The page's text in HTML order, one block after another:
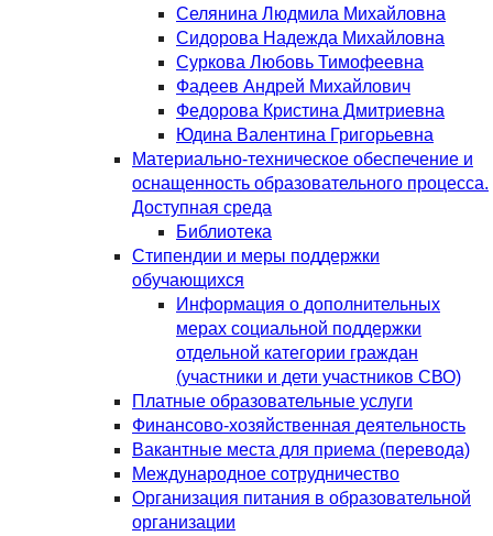
Селянина Людмила Михайловна
Сидорова Надежда Михайловна
Суркова Любовь Тимофеевна
Фадеев Андрей Михайлович
Федорова Кристина Дмитриевна
Юдина Валентина Григорьевна
Материально-техническое обеспечение и
оснащенность образовательного процесса.
Доступная среда
Библиотека
Стипендии и меры поддержки
обучающихся
Информация о дополнительных
мерах социальной поддержки
отдельной категории граждан
(участники и дети участников СВО)
Платные образовательные услуги
Финансово-хозяйственная деятельность
Вакантные места для приема (перевода)
Международное сотрудничество
Организация питания в образовательной
организации